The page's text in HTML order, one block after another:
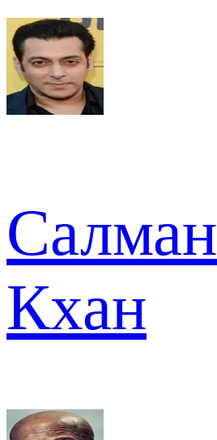
Салман
Кхан